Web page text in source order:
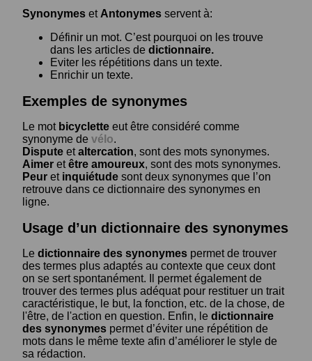
Synonymes et Antonymes servent à:
Définir un mot. C’est pourquoi on les trouve
dans les articles de dictionnaire.
Eviter les répétitions dans un texte.
Enrichir un texte.
Exemples de synonymes
Le mot bicyclette eut être considéré comme
synonyme de vélo.
Dispute etaltercation, sont des mots synonymes.
Aimer etêtre amoureux, sont des mots synonymes.
Peur et inquiétude sont deux synonymes que l’on
retrouve dans ce dictionnaire des synonymes en
ligne.
Usage d’un dictionnaire des synonymes
Le dictionnaire des synonymes permet de trouver
des termes plus adaptés au contexte que ceux dont
on se sert spontanément. Il permet également de
trouver des termes plus adéquat pour restituer un trait
caractéristique, le but, la fonction, etc. de la chose, de
l'être, de l'action en question. Enfin, le dictionnaire
des synonymes permet d’éviter une répétition de
mots dans le même texte afin d’améliorer le style de
sa rédaction.